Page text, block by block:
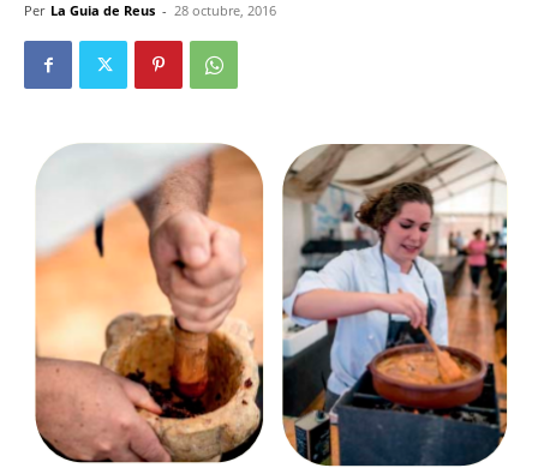
Per La Guia de Reus - 28 octubre, 2016